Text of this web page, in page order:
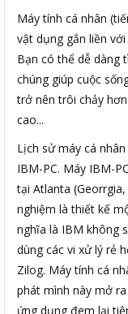
Máy tính cá nhân
vật dụng gắn liền
Bạn có thể dễ dàng
chúng giúp cuộc
trở nên trôi chảy
cao...
Lịch sử máy cá
IBM-PC. Máy IBM-
tại Atlanta
nghiệm là thiết kế
nghĩa là IBM không
dùng các vi xử lý rẻ
Zilog. Máy tính cá
phát mình này mở
ứng dụng đem lại